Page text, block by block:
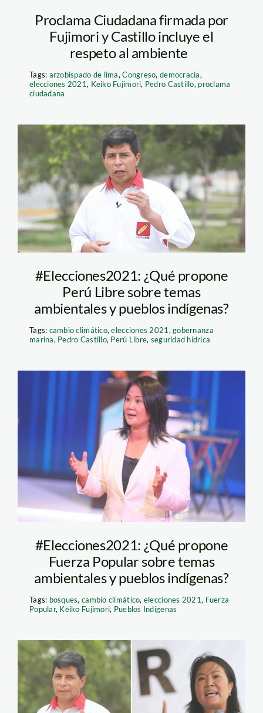
Proclama Ciudadana firmada por
Fujimori y Castillo incluye el
respeto al ambiente
Tags: arzobispado de lima,Congreso, democracia,
elecciones 2021, Keiko Fujimori, Pedro Castillo, proclama
ciudadana
pedro castillo peru
libre foto andina
#Elecciones2021: ¿Qué propone
Perú Libre sobre temas
ambientales y pueblos indígenas?
Tags: cambio climático,elecciones 2021 ,gobernanza
marina, Pedro Castillo, Perú Libre, seguridad hídrica
keiko-fujimori-andina
#Elecciones2021: ¿Qué propone
Fuerza Popular sobre temas
ambientales y pueblos indígenas?
Tags: bosques,cambio climático, elecciones 2021, Fuerza
Popular, Keiko Fujimori, Pueblos Indígenas